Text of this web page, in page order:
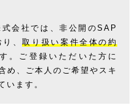
会社では、非公開のSAP
り、取り扱い案件全体の約
。 ご登録いただいた方に
め、ご本人のご希望やスキ
います。